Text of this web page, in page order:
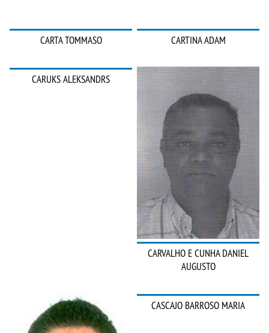
CARTA TOMMASO CARTINA ADAM
CARUKS ALEKSANDRS
CARVALHO E CUNHA DANIEL
AUGUSTO
CASCAJO BARROSO MARIA